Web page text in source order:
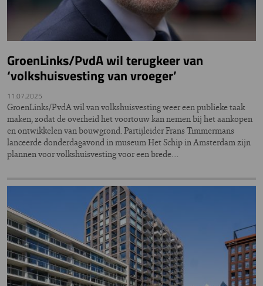
GroenLinks/PvdA wil terugkeer van
‘volkshuisvesting van vroeger’
11.07.2025
GroenLinks/PvdA wil van volkshuisvesting weer een publieke taak
maken, zodat de overheid het voortouw kan nemen bij het aankopen
en ontwikkelen van bouwgrond. Partijleider Frans Timmermans
lanceerde donderdagavond in museum Het Schip in Amsterdam zijn
plannen voor volkshuisvesting voor een brede…